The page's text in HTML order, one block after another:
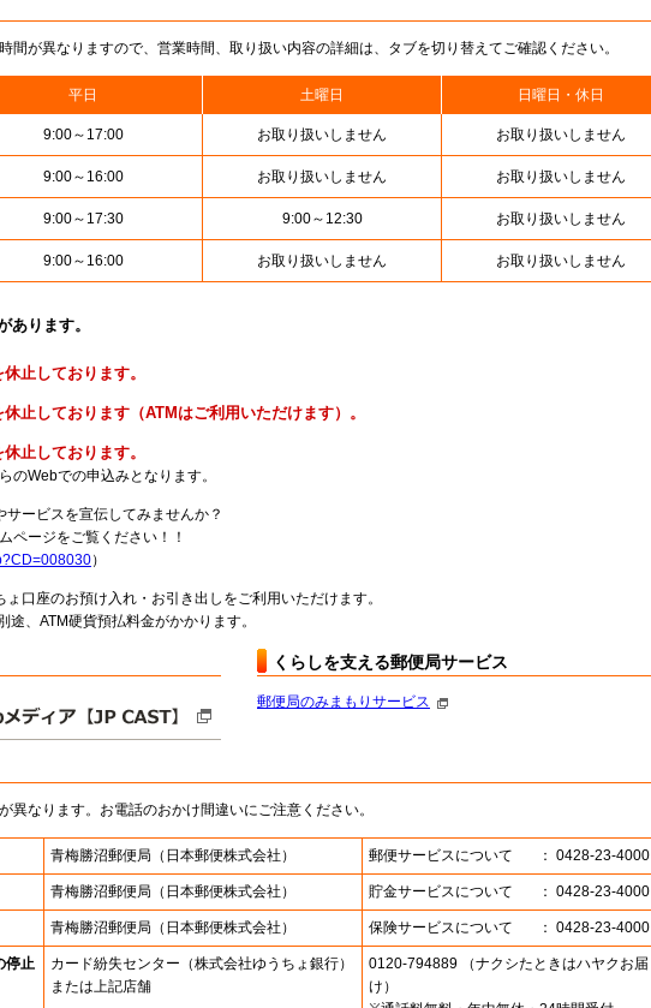
が異なりますので、営業時間、取り扱い内容の詳細は、タブを切り替えてご確認ください。
平日 土曜日 日曜日・休日
9:00～17:00 お取り扱いしません お取り扱いしません
9:00～16:00 お取り扱いしません お取り扱いしません
9:00～17:30 9:00～12:30 お取り扱いしません
9:00～16:00 お取り扱いしません お取り扱いしません
ります。
止しております。
止しております（ATMはご利用いただけます）。
止しております。
Webでの申込みとなります。
ービスを宣伝してみませんか？
ページをご覧ください！！
）
口座のお預け入れ・お引き出しをご利用いただけます。
、ATM硬貨預払料金がかかります。
くらしを支える郵便局サービス
郵便局のみまもりサービス
なります。お電話のおかけ間違いにご注意ください。
青梅勝沼郵便局 （日本郵便株式会社） 郵便サービスについて ： 0428-23-4000
青梅勝沼郵便局 （日本郵便株式会社） 貯金サービスについて ： 0428-23-4000
青梅勝沼郵便局 （日本郵便株式会社） 保険サービスについて ： 0428-23-4000
停止 カード紛失センター （株式会社ゆうちょ銀行）
または上記店舗
0120-794889 （ナクシたときはハヤクお届
け）